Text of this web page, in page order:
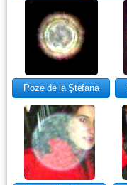
Poze de la Ştefana